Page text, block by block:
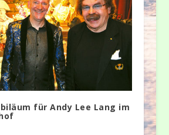
für Andy Lee Lang im